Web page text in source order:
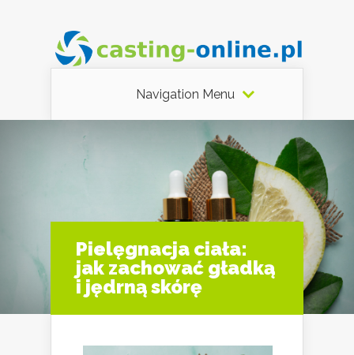
Navigation Menu
Pielęgnacja ciała:
jak zachować gładką
i jędrną skórę